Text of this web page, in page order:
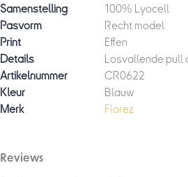
Samenstelling
100% Lyocell
Pasvorm
Recht model
Print
Effen
Details
Losvallende pull
Artikelnummer
CR0622
Kleur
Blauw
Merk
Florez
Reviews